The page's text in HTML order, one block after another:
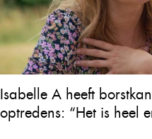
Isabelle A heeft
optredens: “Het is heel